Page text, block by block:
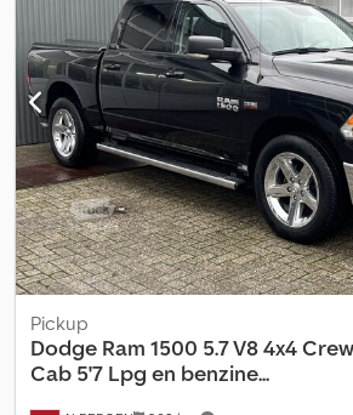
energieffektivitet: G, farge:svart , antall
Utstyr:ABS, aircondition, antispinnsystem,
elektronisk stabilitetsprogram (ESP),
immobilisersystem, kjørecomputer,
lastebilregistrering, navigasjonssystem,
sentral låsing, servostyring, setevarmer,
tåkelys,
Pickup
Dodge Ram 1500 5.7 V8 4x4 Crew
Cab 5'7 Lpg en benzine...